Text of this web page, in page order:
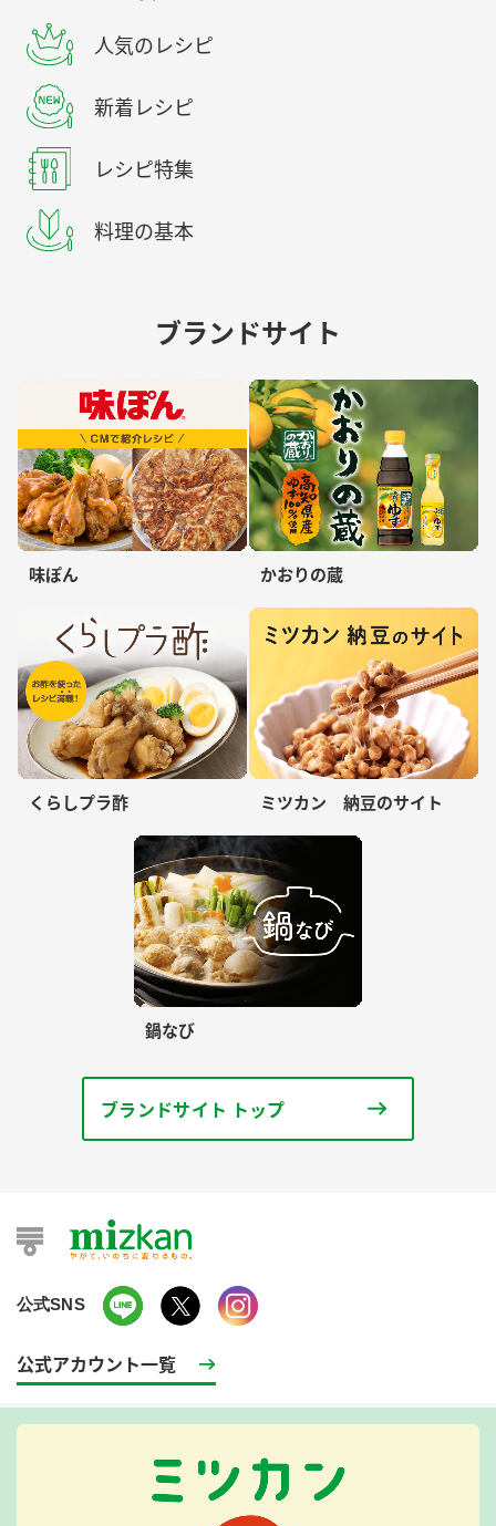
人気のレシピ
新着レシピ
レシピ特集
料理の基本
ブランドサイト
味ぽん かおりの蔵
くらしプラ酢 ミツカン 納豆のサイト
鍋なび
ブランドサイト トップ
公式SNS
公式アカウント一覧